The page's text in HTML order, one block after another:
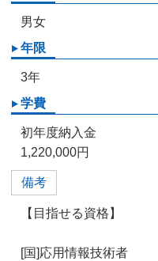
男女
年限
3年
学費
初年度納入金
1,220,000円
備考
【目指せる資格】
[国]応用情報技術者